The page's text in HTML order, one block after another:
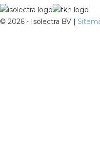
© 2026 - Isolectra BV |